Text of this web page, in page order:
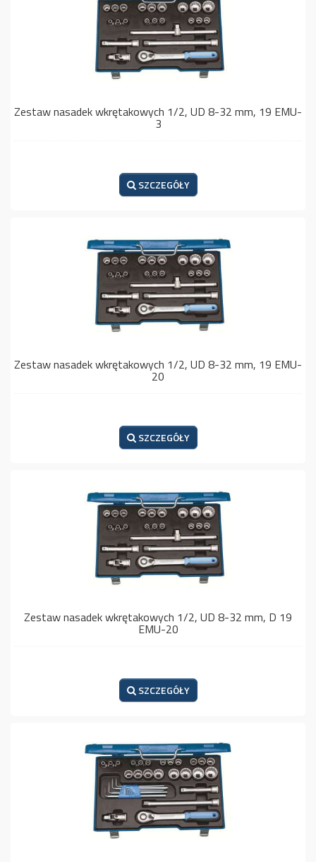
Zestaw nasadek wkrętakowych 1/2, UD 8-32 mm, 19 EMU-
3
SZCZEGÓŁY
Zestaw nasadek wkrętakowych 1/2, UD 8-32 mm, 19 EMU-
20
SZCZEGÓŁY
Zestaw nasadek wkrętakowych 1/2, UD 8-32 mm, D 19
EMU-20
SZCZEGÓŁY